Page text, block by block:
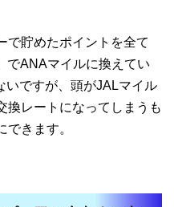
で貯めたポイントを全て
でANAマイルに換えてい
いですが、頭がJALマイル
換レートになってしまうも
きます。